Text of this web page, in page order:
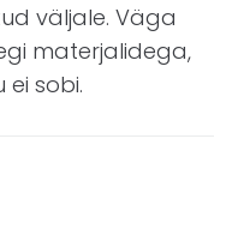
väljale. Väga
materjalidega,
ei sobi.